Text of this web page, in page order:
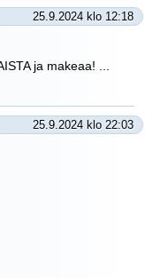
25.9.2024 klo 12:18
ja makeaa! ...
25.9.2024 klo 22:03